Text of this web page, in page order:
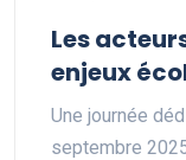
Les
enjeux
Une journée
septembre